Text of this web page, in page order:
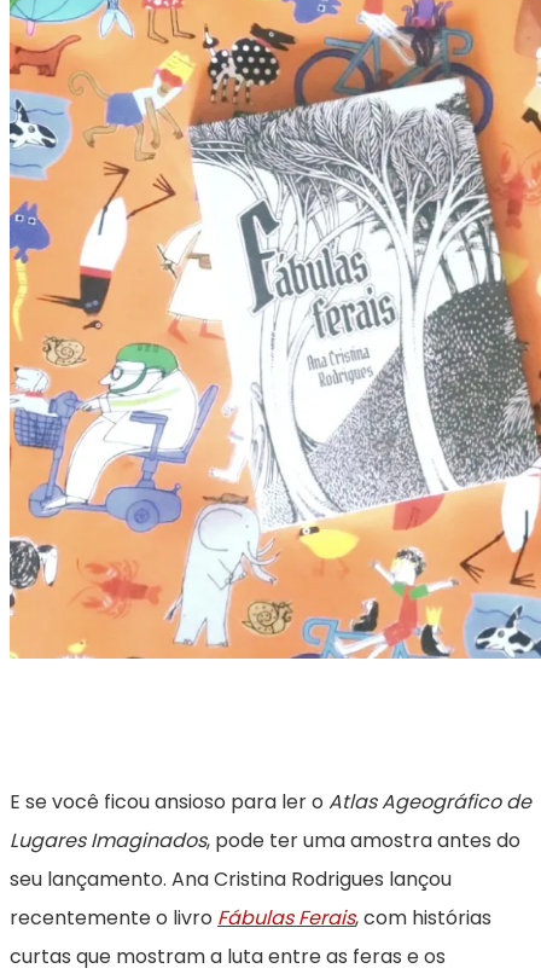
E se você ficou ansioso para ler o Atlas Ageográfico de
Lugares Imaginados, pode ter uma amostra antes do
seu lançamento. Ana Cristina Rodrigues lançou
recentemente o livro Fábulas Ferais, com histórias
curtas que mostram a luta entre as feras e os